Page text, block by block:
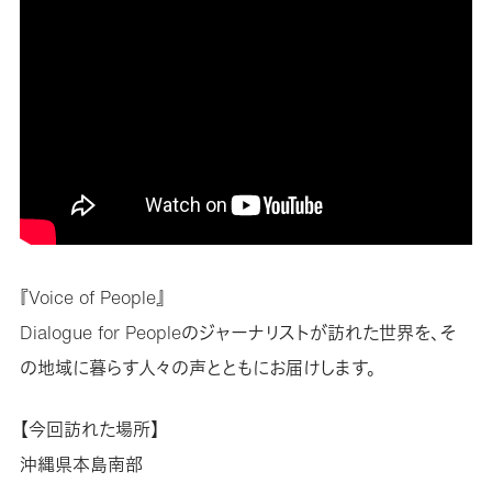
『Voice of People』
Dialogue for Peopleのジャーナリストが訪れた世界を、そ
の地域に暮らす人々の声とともにお届けします。
【今回訪れた場所】
沖縄県本島南部